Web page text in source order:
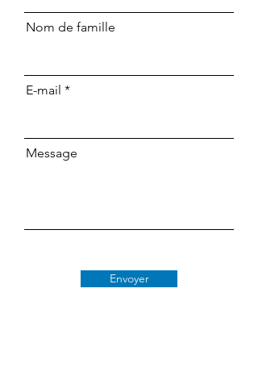
Nom de famille
E-mail
Message
Envoyer